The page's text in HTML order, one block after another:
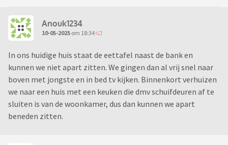
Anouk1234
10-05-2025 om 18:34
In ons huidige huis staat de eettafel naast de bank en
kunnen we niet apart zitten. We gingen dan al vrij snel naar
boven met jongste en in bed tv kijken. Binnenkort verhuizen
we naar een huis met een keuken die dmv schuifdeuren af te
sluiten is van de woonkamer, dus dan kunnen we apart
beneden zitten.